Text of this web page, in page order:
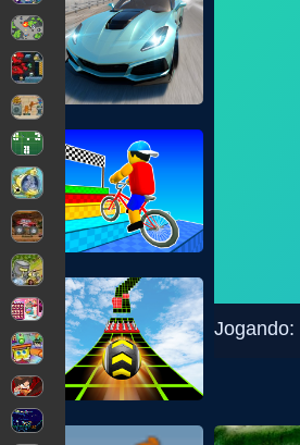
Jogando: